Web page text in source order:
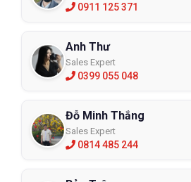
0911 125 371
Anh Thư
Sales Expert
0399 055 048
Đỗ Minh Thắng
Sales Expert
0814 485 244